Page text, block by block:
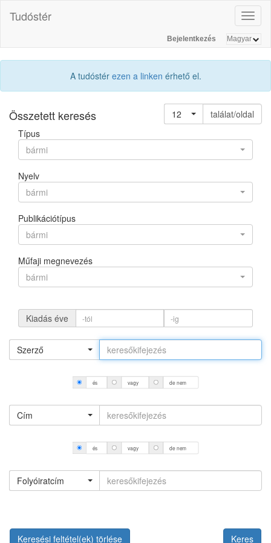
Tudóstér
Bejelentkezés
A tudóstér ezen a linken érhető el.
Összetett keresés 12
találat/oldal
Típus
bármi
Nyelv
bármi
Publikációtípus
bármi
Műfaji megnevezés
bármi
Kiadás éve
Szerző
és vagy de nem
Cím
és vagy de nem
Folyóiratcím
Keresési feltétel(ek) törlése